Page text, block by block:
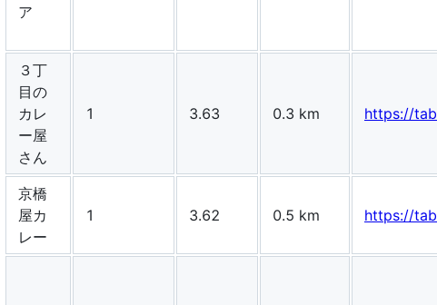
ア
３丁
目の
カレ
ー屋
さん
1 3.63 0.3 km https://
京橋
屋カ
レー
1 3.62 0.5 km https://